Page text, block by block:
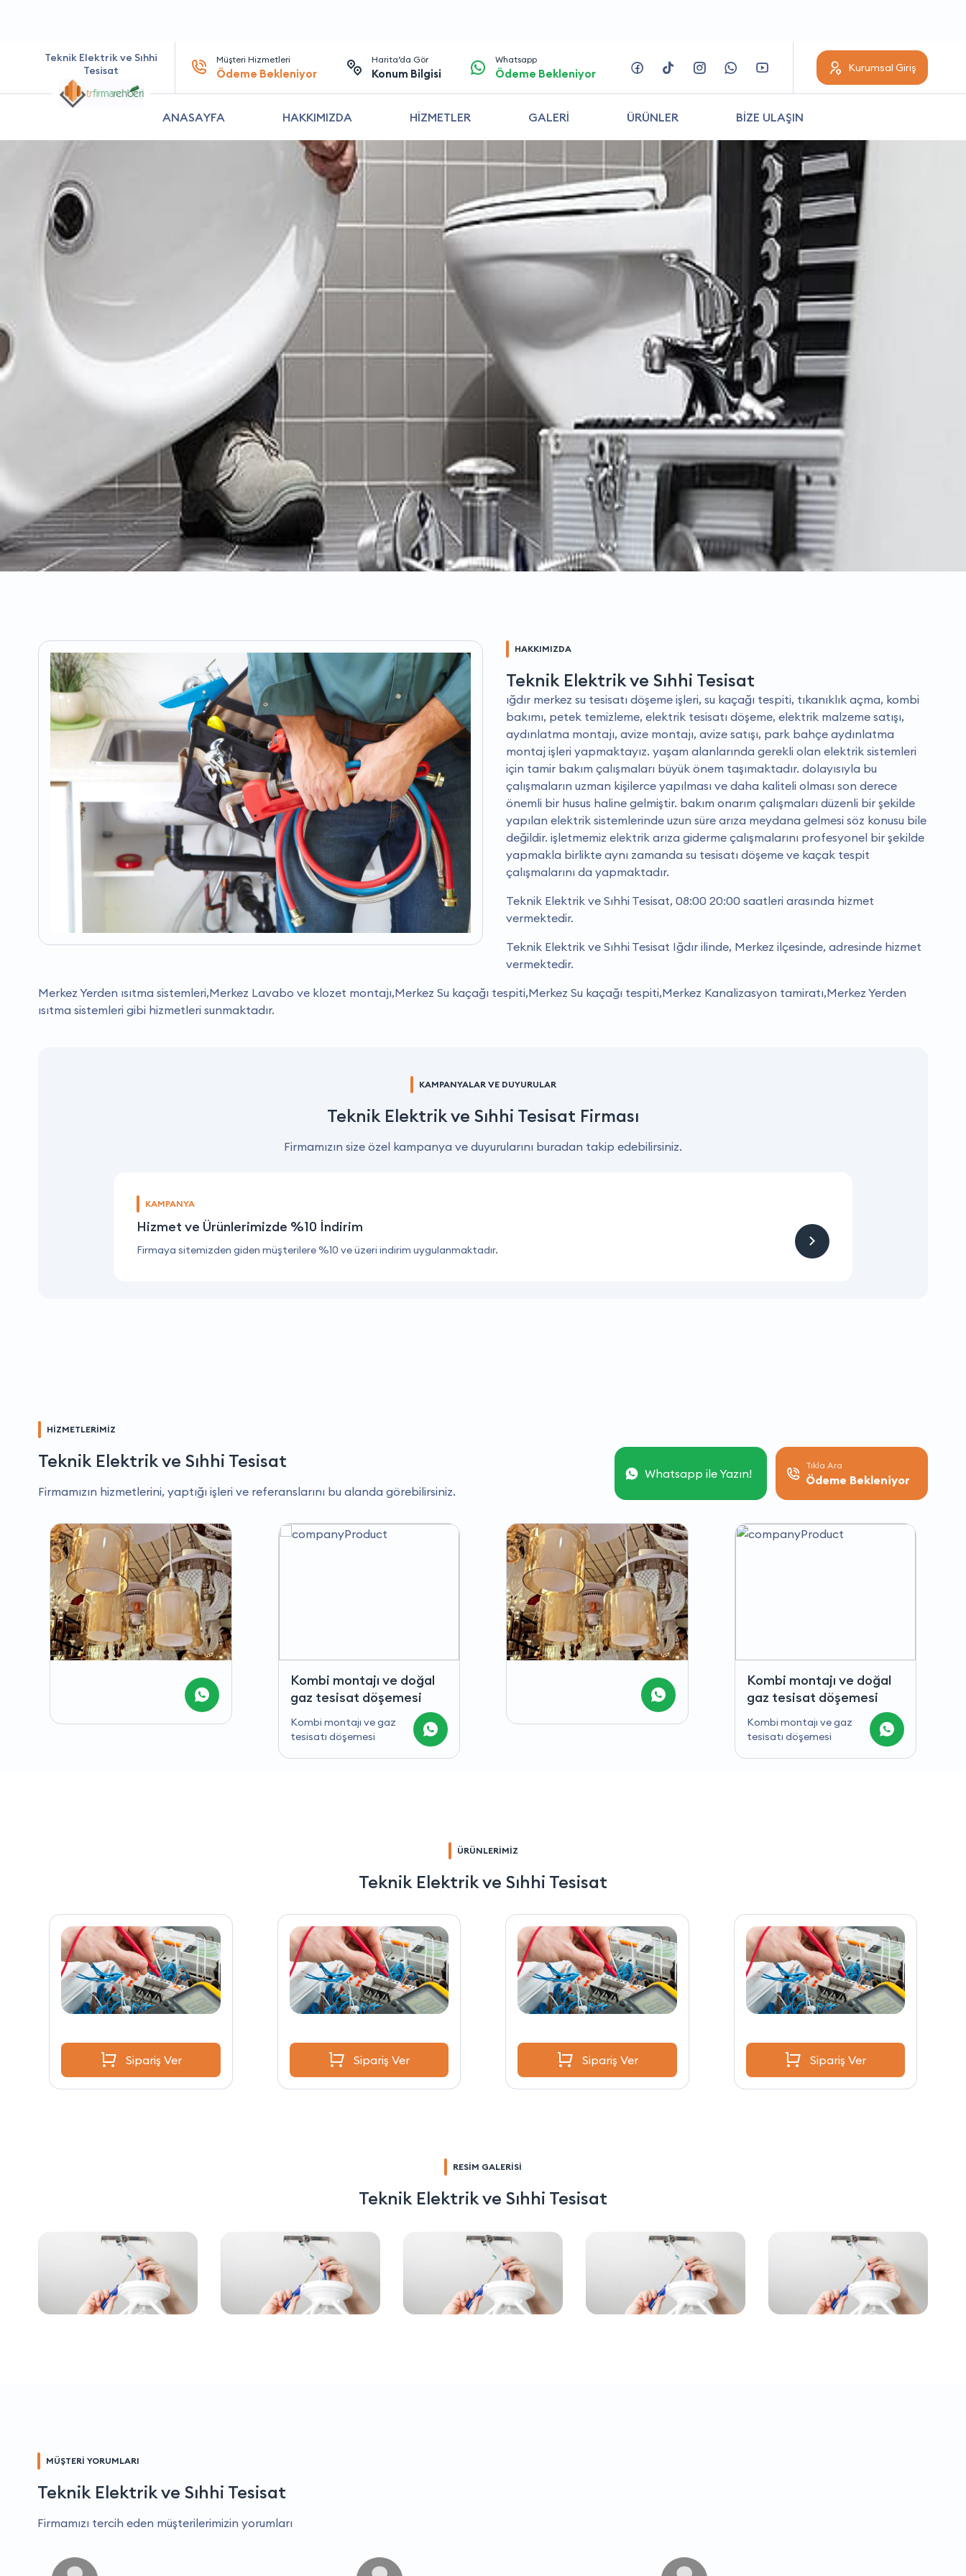
Teknik Elektrik ve Sıhhi
Tesisat
Müşteri Hizmetleri
Ödeme Bekleniyor
Harita’da Gör
Konum Bilgisi
Whatsapp
Ödeme Bekleniyor Kurumsal Giriş
ANASAYFA HAKKIMIZDA HİZMETLER GALERİ ÜRÜNLER BİZE ULAŞIN
HAKKIMIZDA
Teknik Elektrik ve Sıhhi Tesisat
iğdır merkez su tesisatı döşeme işleri, su kaçağı tespiti, tıkanıklık açma, kombi
bakımı, petek temizleme, elektrik tesisatı döşeme, elektrik malzeme satışı,
aydınlatma montajı, avize montajı, avize satışı, park bahçe aydınlatma
montaj işleri yapmaktayız. yaşam alanlarında gerekli olan elektrik sistemleri
için tamir bakım çalışmaları büyük önem taşımaktadır. dolayısıyla bu
çalışmaların uzman kişilerce yapılması ve daha kaliteli olması son derece
önemli bir husus haline gelmiştir. bakım onarım çalışmaları düzenli bir şekilde
yapılan elektrik sistemlerinde uzun süre arıza meydana gelmesi söz konusu bile
değildir. i̇şletmemiz elektrik arıza giderme çalışmalarını profesyonel bir şekilde
yapmakla birlikte aynı zamanda su tesisatı döşeme ve kaçak tespit
çalışmalarını da yapmaktadır.
Teknik Elektrik ve Sıhhi Tesisat, 08:00 20:00 saatleri arasında hizmet
vermektedir.
Teknik Elektrik ve Sıhhi Tesisat Iğdır ilinde, Merkez ilçesinde, adresinde hizmet
vermektedir.
Merkez Yerden ısıtma sistemleri,Merkez Lavabo ve klozet montajı,Merkez Su kaçağı tespiti,Merkez Su kaçağı tespiti,Merkez Kanalizasyon tamiratı,Merkez Yerden
ısıtma sistemleri gibi hizmetleri sunmaktadır.
KAMPANYALAR VE DUYURULAR
Teknik Elektrik ve Sıhhi Tesisat Firması
Firmamızın size özel kampanya ve duyurularını buradan takip edebilirsiniz.
KAMPANYA
Hizmet ve Ürünlerimizde %10 İndirim
Firmaya sitemizden giden müşterilere %10 ve üzeri indirim uygulanmaktadır.
HİZMETLERİMİZ
Teknik Elektrik ve Sıhhi Tesisat
Firmamızın hizmetlerini, yaptığı işleri ve referanslarını bu alanda görebilirsiniz.
Whatsapp ile Yazın!
Tıkla Ara
Ödeme Bekleniyor
Kombi montajı ve doğal
gaz tesisat döşemesi
Kombi montajı ve gaz
Kombi montajı ve doğal
gaz tesisat döşemesi
Kombi montajı ve gaz
ÜRÜNLERİMİZ
Teknik Elektrik ve Sıhhi Tesisat
Sipariş Ver Sipariş Ver Sipariş Ver Sipariş Ver
RESİM GALERİSİ
Teknik Elektrik ve Sıhhi Tesisat
MÜŞTERİ YORUMLARI
Teknik Elektrik ve Sıhhi Tesisat
Firmamızı tercih eden müşterilerimizin yorumları